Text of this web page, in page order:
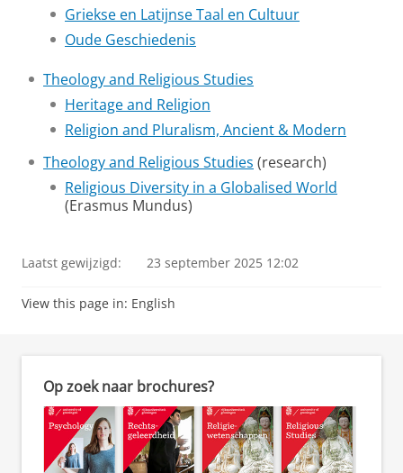
Griekse en Latijnse Taal en Cultuur
Oude Geschiedenis
Theology and Religious Studies
Heritage and Religion
Religion and Pluralism, Ancient & Modern
Theology and Religious Studies (research)
Religious Diversity in a Globalised World
(Erasmus Mundus)
Laatst gewijzigd: 23 september 2025 12:02
View this page in: English
Op zoek naar brochures?